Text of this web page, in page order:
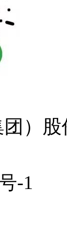
）
-1